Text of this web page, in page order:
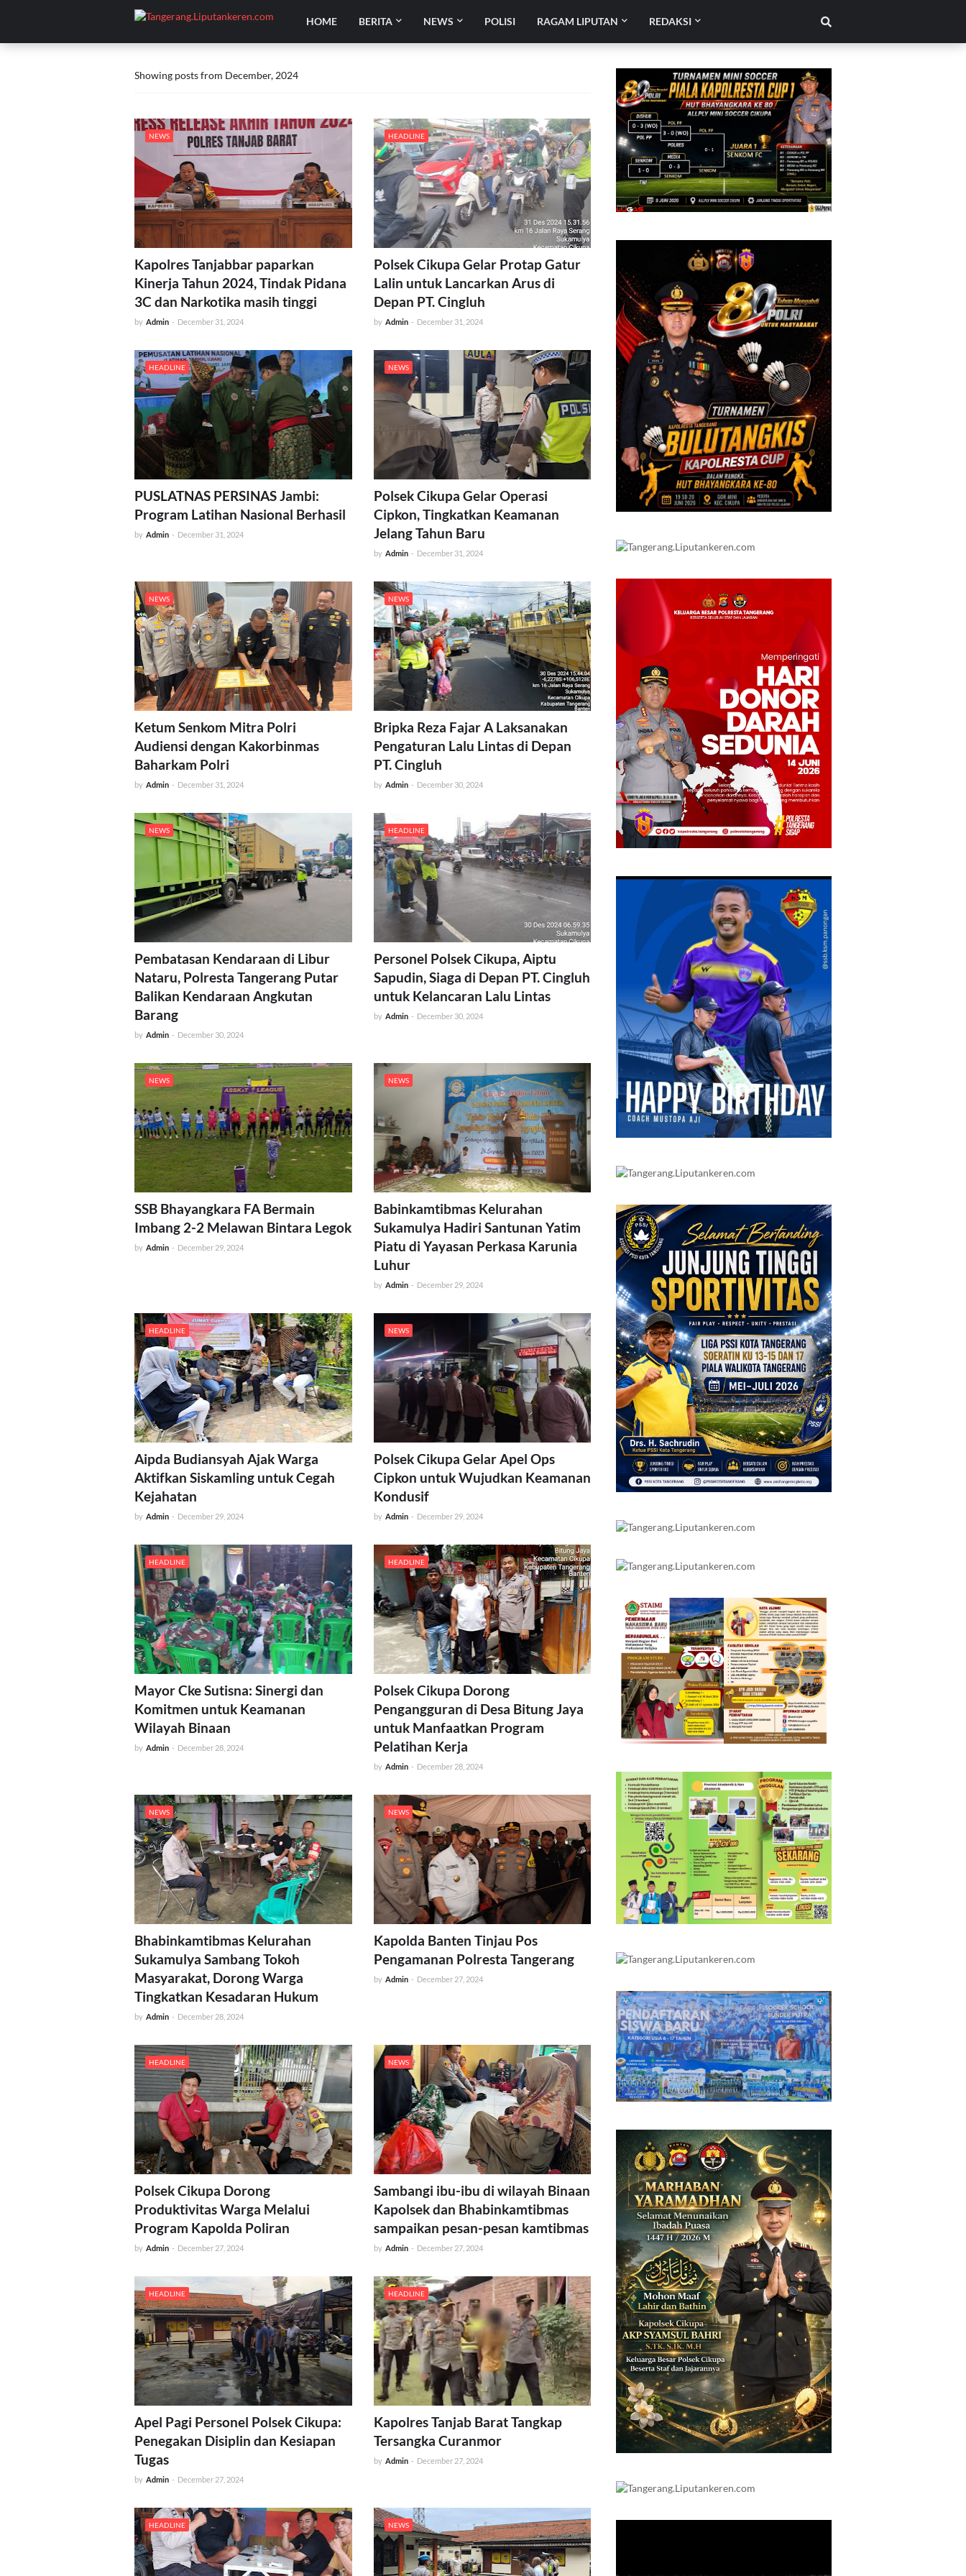
HOME BERITA NEWS POLISI RAGAM LIPUTAN REDAKSI
Showing posts from December, 2024
NEWS
Kapolres Tanjabbar paparkan
Kinerja Tahun 2024, Tindak Pidana
3C dan Narkotika masih tinggi
by Admin - December 31, 2024
HEADLINE
Polsek Cikupa Gelar Protap Gatur
Lalin untuk Lancarkan Arus di
Depan PT. Cingluh
by Admin - December 31, 2024
HEADLINE
PUSLATNAS PERSINAS Jambi:
Program Latihan Nasional Berhasil
by Admin - December 31, 2024
NEWS
Polsek Cikupa Gelar Operasi
Cipkon, Tingkatkan Keamanan
Jelang Tahun Baru
by Admin - December 31, 2024
NEWS
Ketum Senkom Mitra Polri
Audiensi dengan Kakorbinmas
Baharkam Polri
by Admin - December 31, 2024
NEWS
Bripka Reza Fajar A Laksanakan
Pengaturan Lalu Lintas di Depan
PT. Cingluh
by Admin - December 30, 2024
NEWS
Pembatasan Kendaraan di Libur
Nataru, Polresta Tangerang Putar
Balikan Kendaraan Angkutan
Barang
by Admin - December 30, 2024
HEADLINE
Personel Polsek Cikupa, Aiptu
Sapudin, Siaga di Depan PT. Cingluh
untuk Kelancaran Lalu Lintas
by Admin - December 30, 2024
NEWS
SSB Bhayangkara FA Bermain
Imbang 2-2 Melawan Bintara Legok
by Admin - December 29, 2024
NEWS
Babinkamtibmas Kelurahan
Sukamulya Hadiri Santunan Yatim
Piatu di Yayasan Perkasa Karunia
Luhur
by Admin - December 29, 2024
HEADLINE
Aipda Budiansyah Ajak Warga
Aktifkan Siskamling untuk Cegah
Kejahatan
by Admin - December 29, 2024
NEWS
Polsek Cikupa Gelar Apel Ops
Cipkon untuk Wujudkan Keamanan
Kondusif
by Admin - December 29, 2024
HEADLINE
Mayor Cke Sutisna: Sinergi dan
Komitmen untuk Keamanan
Wilayah Binaan
by Admin - December 28, 2024
HEADLINE
Polsek Cikupa Dorong
Pengangguran di Desa Bitung Jaya
untuk Manfaatkan Program
Pelatihan Kerja
by Admin - December 28, 2024
NEWS
Bhabinkamtibmas Kelurahan
Sukamulya Sambang Tokoh
Masyarakat, Dorong Warga
Tingkatkan Kesadaran Hukum
by Admin - December 28, 2024
NEWS
Kapolda Banten Tinjau Pos
Pengamanan Polresta Tangerang
by Admin - December 27, 2024
HEADLINE
Polsek Cikupa Dorong
Produktivitas Warga Melalui
Program Kapolda Poliran
by Admin - December 27, 2024
NEWS
Sambangi ibu-ibu di wilayah Binaan
Kapolsek dan Bhabinkamtibmas
sampaikan pesan-pesan kamtibmas
by Admin - December 27, 2024
HEADLINE
Apel Pagi Personel Polsek Cikupa:
Penegakan Disiplin dan Kesiapan
Tugas
by Admin - December 27, 2024
HEADLINE
Kapolres Tanjab Barat Tangkap
Tersangka Curanmor
by Admin - December 27, 2024
HEADLINE NEWS